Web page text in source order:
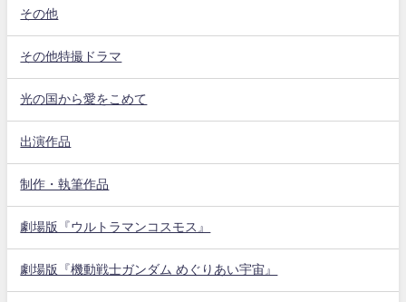
その他
その他特撮ドラマ
光の国から愛をこめて
出演作品
制作・執筆作品
劇場版『ウルトラマンコスモス』
劇場版『機動戦士ガンダム めぐりあい宇宙』